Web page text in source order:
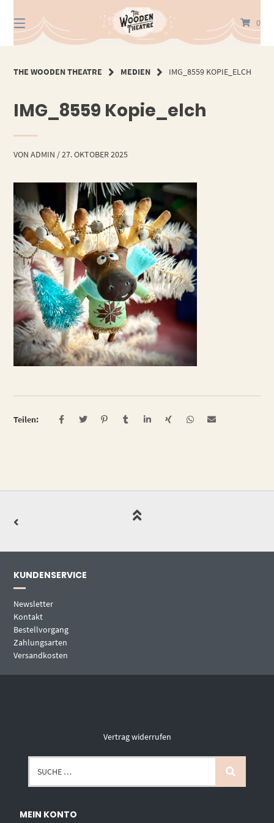
zum
Inhalt
0
THE WOODEN THEATRE MEDIEN IMG_8559 KOPIE_ELCH
IMG_8559 Kopie_elch
VONADMIN /27. OKTOBER 2025
Teilen:
KUNDENSERVICE
Newsletter
Kontakt
Bestellvorgang
Zahlungsarten
Versandkosten
Vertrag widerrufen
MEIN KONTO